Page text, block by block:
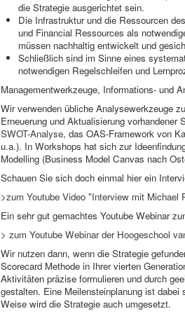
die Strategie ausgerichtet sein.
Die Infrastruktur und die Ressourcen
und Financial Ressources als
müssen nachhaltig entwickelt und
Schließlich sind im Sinne eines
notwendigen Regelschleifen und
Managementwerkzeuge, Informations- und
Wir verwenden übliche Analysewerkzeuge
Erneuerung und Aktualisierung
SWOT-Analyse, das OAS-Framework von
u.a.). In Workshops hat sich zur
Modelling (Business Model Canvas nach
Schauen Sie sich doch einmal hier ein
>zum Youtube Video "Interview mit Michael
Ein sehr gut gemachtes Youtube Webinar
> zum Youtube Webinar der Hoogeschool
Wir nutzen dann, wenn die Strategie
Scorecard Methode in Ihrer vierten
Aktivitäten präzise formulieren und durch
gestalten. Eine Meilensteinplanung ist
Weise wird die Strategie auch umgesetzt.